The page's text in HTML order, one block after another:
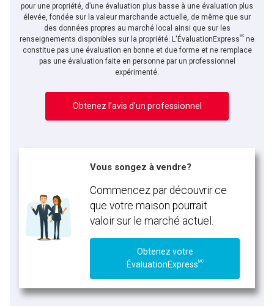
pour une propriété, d’une évaluation plus basse à une évaluation plus
élevée, fondée sur la valeur marchande actuelle, de même que sur
des données propres au marché local ainsi que sur les
renseignements disponibles sur la propriété. L'ÉvaluationExpressMC ne
constitue pas une évaluation en bonne et due forme et ne remplace
pas une évaluation faite en personne par un professionnel
expérimenté.
Obtenez l’avis d’un professionnel
Vous songez à vendre?
Commencez par découvrir ce
que votre maison pourrait
valoir sur le marché actuel.
Obtenez votre
ÉvaluationExpressMC